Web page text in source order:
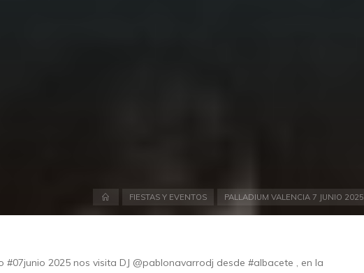
FIESTAS Y EVENTOS PALLADIUM VALENCIA 7 JUNIO 2025
#07junio 2025 nos visita DJ @pablonavarrodj desde #albacete , en la